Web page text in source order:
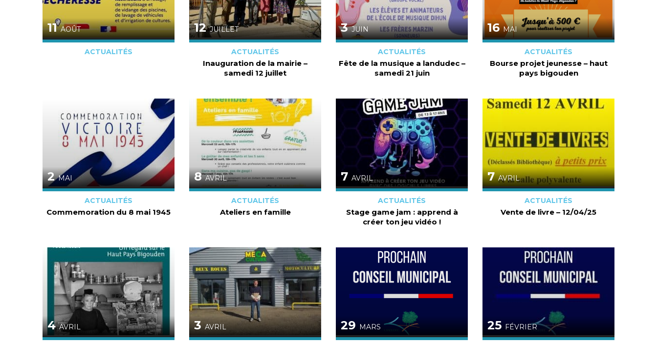
11AOÛT
ACTUALITÉS
12JUILLET
ACTUALITÉS
Inauguration de la mairie –
samedi 12 juillet
3JUIN
ACTUALITÉS
Fête de la musique a landudec –
samedi 21 juin
16MAI
ACTUALITÉS
Bourse projet jeunesse – haut
pays bigouden
2MAI
ACTUALITÉS
Commemoration du 8 mai 1945
8AVRIL
ACTUALITÉS
Ateliers en famille
7 AVRIL
ACTUALITÉS
Stage game jam : apprend à
créer ton jeu vidéo !
7AVRIL
ACTUALITÉS
Vente de livre – 12/04/25
4AVRIL 3AVRIL 29 MARS 25 FÉVRIER